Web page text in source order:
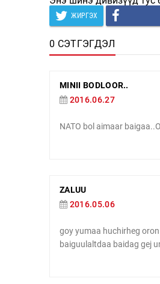
ЖИРГЭХ
0 СЭТГЭГДЭЛ
MINII BODLOOR..
2016.06.27
NATO bol aimaar
ZALUU
2016.05.06
goy yumaa huchirheg
baiguulaltdaa baidag gej